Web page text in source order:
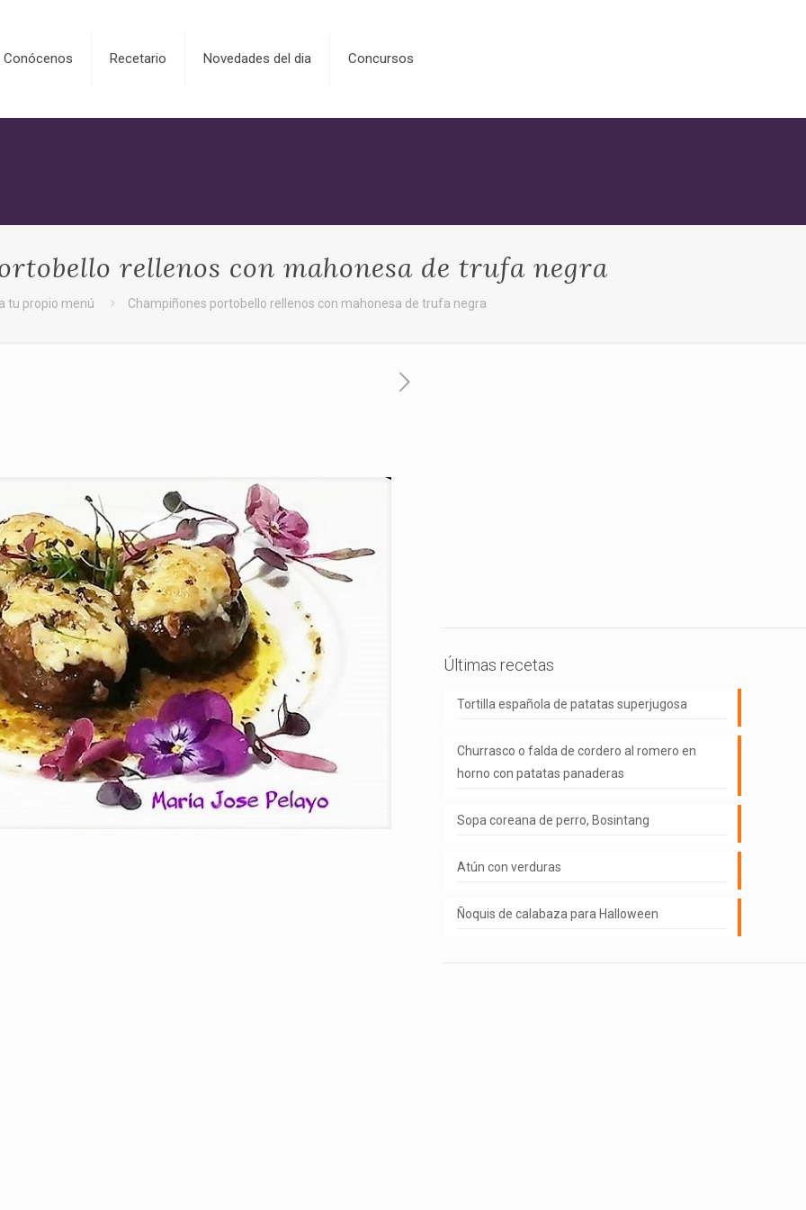
Conócenos Recetario Novedades del dia Concursos
rellenos con mahonesa de trufa negra
tu propio menú Champiñones portobello rellenos con mahonesa de trufa negra
Últimas recetas
Tortilla española de patatas superjugosa
Churrasco o falda de cordero al romero en
horno con patatas panaderas
Sopa coreana de perro, Bosintang
Atún con verduras
Ñoquis de calabaza para Halloween